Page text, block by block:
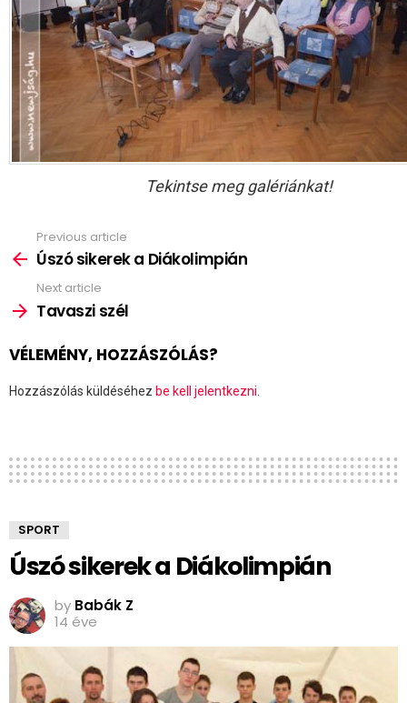
Tekintse meg galériánkat!
more
Previous article
Úszó sikerek a Diákolimpián
Next article
Tavaszi szél
VÉLEMÉNY, HOZZÁSZÓLÁS?
Hozzászólás küldéséhez be kell jelentkezni
SPORT
Úszó sikerek a Diákolimpián
by Babák Z
14 éve